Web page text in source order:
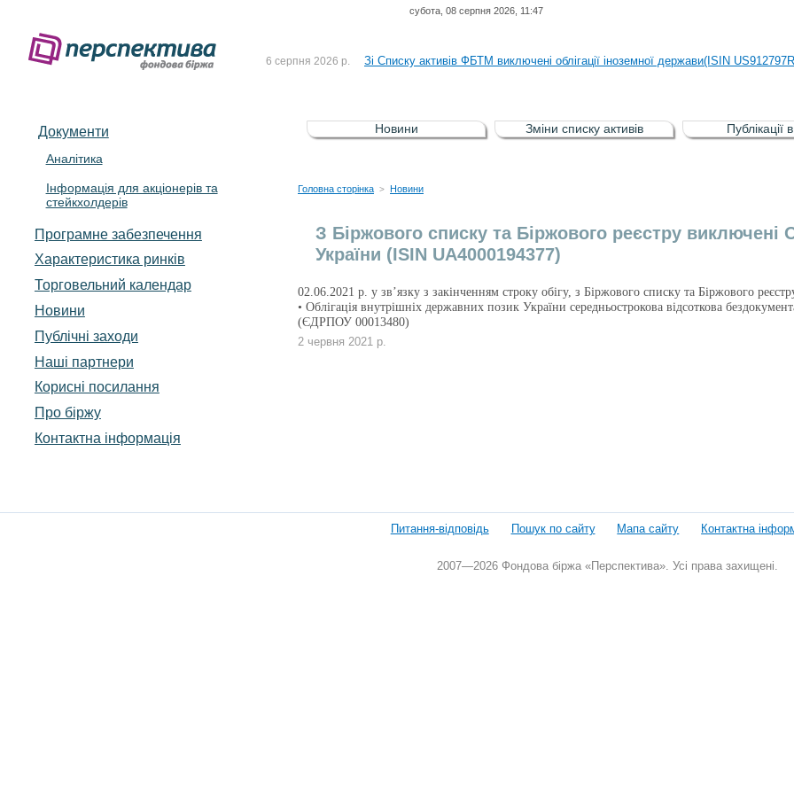
субота, 08 серпня 2026, 11:47
До Списку активів регульованого фондового ринку (РФР) включена
6 серпня 2026 р. Зі Списку активів ФБТМ виключені облігації іноземної держави(ISIN
5 серпня 2026 р. Зі списку активів РФР виключені Облігація внутрішніх державних позик
4 серпня 2026 р. До Списку активів регульованого фондового ринку (РФР) включена
Документи
Аналітика
Інформація для акціонерів та
стейкхолдерів
Програмне забезпечення
Характеристика pинків
Торговельний календар
Новини
Публічні заходи
Наші партнери
Корисні посилання
Про біржу
Контактна інформація
Новини Зміни списку активів Публікації
Головна сторінка > Новини
З Біржового списку та Біржового реєстру виключені
України (ISIN UA4000194377)
02.06.2021 р. у зв’язку з закінченням строку обігу, з Біржового списку та Біржового
• Облігація внутрішніх державних позик України середньострокова відсоткова
(ЄДРПОУ 00013480)
2 червня 2021 р.
Питання-відповідь Пошук по сайту Мапа сайту Контактна
2007—2026 Фондова біржа «Перспектива». Усі права захищені.